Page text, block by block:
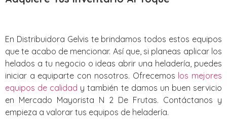
En Distribuidora Gelvis te brindamos todos estos equipos
que te acabo de mencionar. Así que, si planeas aplicar los
helados a tu negocio o ideas abrir una heladería, puedes
iniciar a equiparte con nosotros. Ofrecemos los mejores
equipos de calidad y también te damos un buen servicio
en Mercado Mayorista N 2 De Frutas. Contáctanos y
empieza a valorar tus equipos de heladería.